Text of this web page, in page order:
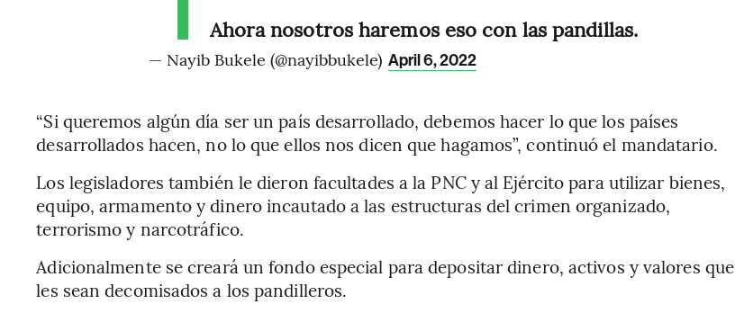
Ahora nosotros haremos eso con las pandillas.
— Nayib Bukele (@nayibbukele) April 6, 2022
“Si queremos algún día ser un país desarrollado, debemos hacer lo que los países
desarrollados hacen, no lo que ellos nos dicen que hagamos”, continuó el mandatario.
Los legisladores también le dieron facultades a la PNC y al Ejército para utilizar bienes,
equipo, armamento y dinero incautado a las estructuras del crimen organizado,
terrorismo y narcotráfico.
Adicionalmente se creará un fondo especial para depositar dinero, activos y valores que
les sean decomisados a los pandilleros.